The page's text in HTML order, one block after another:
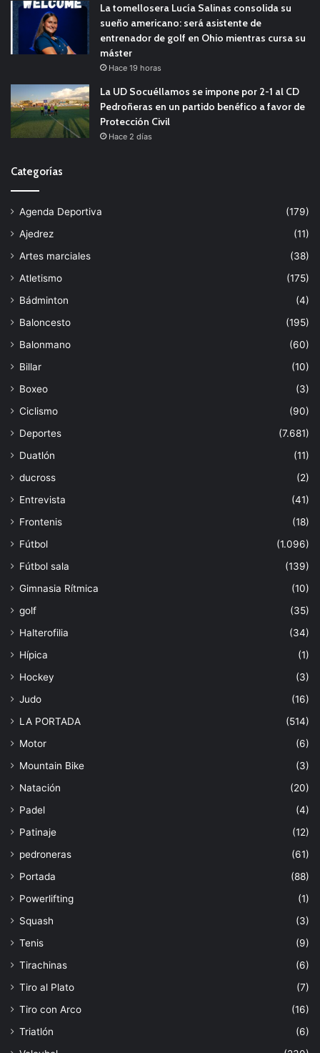
La tomellosera Lucía Salinas consolida su
sueño americano: será asistente de
entrenador de golf en Ohio mientras cursa su
máster
Hace 19 horas
La UD Socuéllamos se impone por 2-1 al CD
Pedroñeras en un partido benéfico a favor de
Protección Civil
Hace 2 días
Categorías
Agenda Deportiva
(179)
Ajedrez
(11)
Artes marciales
(38)
Atletismo
(175)
Bádminton
(4)
Baloncesto
(195)
Balonmano
(60)
Billar
(10)
Boxeo
(3)
Ciclismo
(90)
Deportes
(7.681)
Duatlón
(11)
ducross
(2)
Entrevista
(41)
Frontenis
(18)
Fútbol
(1.096)
Fútbol sala
(139)
Gimnasia Rítmica
(10)
golf
(35)
Halterofilia
(34)
Hípica
(1)
Hockey
(3)
Judo
(16)
LA PORTADA
(514)
Motor
(6)
Mountain Bike
(3)
Natación
(20)
Padel
(4)
Patinaje
(12)
pedroneras
(61)
Portada
(88)
Powerlifting
(1)
Squash
(3)
Tenis
(9)
Tirachinas
(6)
Tiro al Plato
(7)
Tiro con Arco
(16)
Triatlón
(6)